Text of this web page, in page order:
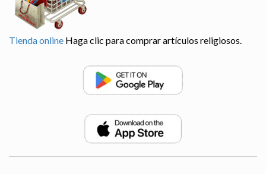
Tienda online Haga clic para comprar artículos religiosos.